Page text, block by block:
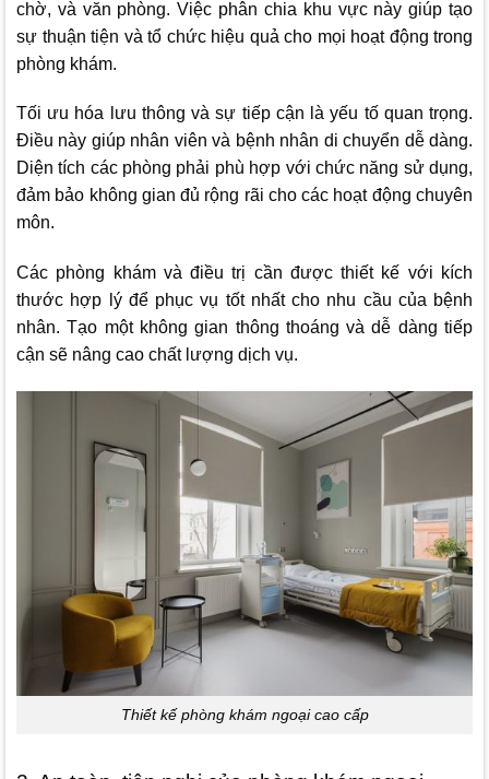
chờ, và văn phòng. Việc phân chia khu vực này giúp tạo
sự thuận tiện và tổ chức hiệu quả cho mọi hoạt động trong
phòng khám.
Tối ưu hóa lưu thông và sự tiếp cận là yếu tố quan trọng.
Điều này giúp nhân viên và bệnh nhân di chuyển dễ dàng.
Diện tích các phòng phải phù hợp với chức năng sử dụng,
đảm bảo không gian đủ rộng rãi cho các hoạt động chuyên
môn.
Các phòng khám và điều trị cần được thiết kế với kích
thước hợp lý để phục vụ tốt nhất cho nhu cầu của bệnh
nhân. Tạo một không gian thông thoáng và dễ dàng tiếp
cận sẽ nâng cao chất lượng dịch vụ.
Thiết kế phòng khám ngoại cao cấp